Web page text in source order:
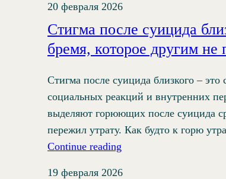
20 февраля 2026
Стигма после суицида
бремя, которое другим не
Стигма после суицида близкого – это
социальных реакций и внутренних
выделяют горюющих после суицида
пережил утрату. Как будто к горю
Continue reading
19 февраля 2026